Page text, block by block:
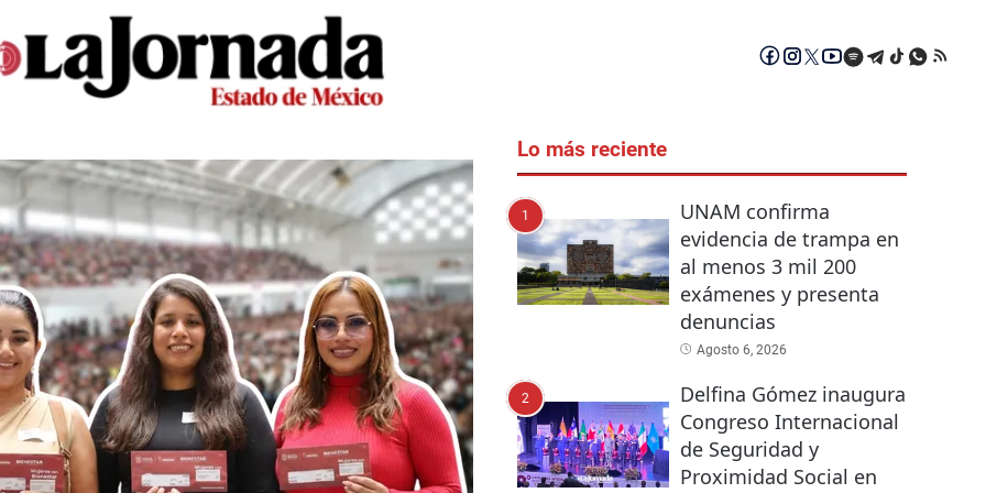
Lo más reciente
1
UNAM confirma
evidencia de trampa en
al menos 3 mil 200
exámenes y presenta
denuncias
Agosto 6, 2026
2
Delfina Gómez inaugura
Congreso Internacional
de Seguridad y
Proximidad Social en